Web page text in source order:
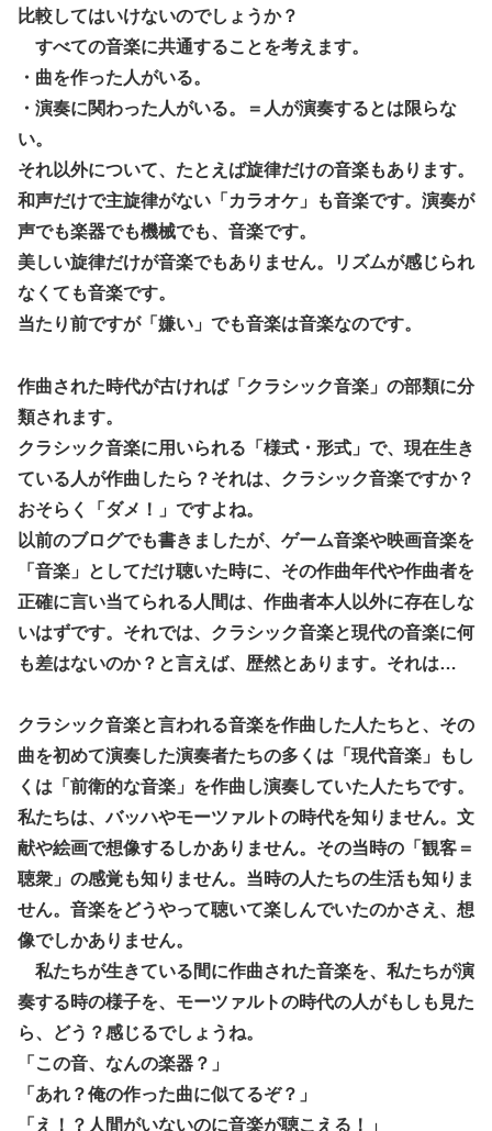
比較してはいけないのでしょうか？
すべての音楽に共通することを考えます。
・曲を作った人がいる。
・演奏に関わった人がいる。＝人が演奏するとは限らな
い。
それ以外について、たとえば旋律だけの音楽もあります。
和声だけで主旋律がない「カラオケ」も音楽です。演奏が
声でも楽器でも機械でも、音楽です。
美しい旋律だけが音楽でもありません。リズムが感じられ
なくても音楽です。
当たり前ですが「嫌い」でも音楽は音楽なのです。
作曲された時代が古ければ「クラシック音楽」の部類に分
類されます。
クラシック音楽に用いられる「様式・形式」で、現在生き
ている人が作曲したら？それは、クラシック音楽ですか？
おそらく「ダメ！」ですよね。
以前のブログでも書きましたが、ゲーム音楽や映画音楽を
「音楽」としてだけ聴いた時に、その作曲年代や作曲者を
正確に言い当てられる人間は、作曲者本人以外に存在しな
いはずです。それでは、クラシック音楽と現代の音楽に何
も差はないのか？と言えば、歴然とあります。それは…
クラシック音楽と言われる音楽を作曲した人たちと、その
曲を初めて演奏した演奏者たちの多くは「現代音楽」もし
くは「前衛的な音楽」を作曲し演奏していた人たちです。
私たちは、バッハやモーツァルトの時代を知りません。文
献や絵画で想像するしかありません。その当時の「観客＝
聴衆」の感覚も知りません。当時の人たちの生活も知りま
せん。音楽をどうやって聴いて楽しんでいたのかさえ、想
像でしかありません。
私たちが生きている間に作曲された音楽を、私たちが演
奏する時の様子を、モーツァルトの時代の人がもしも見た
ら、どう？感じるでしょうね。
「この音、なんの楽器？」
「あれ？俺の作った曲に似てるぞ？」
「え！？人間がいないのに音楽が聴こえる！」